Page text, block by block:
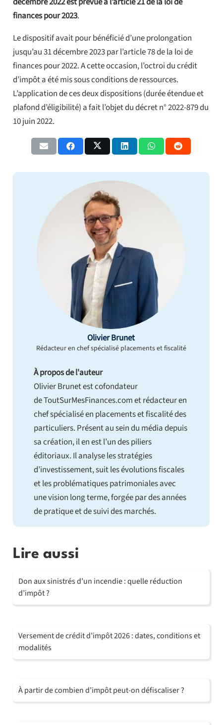
finances pour 2023.
Le dispositif avait pour bénéficié d’une prolongation
jusqu’au 31 décembre 2023 par l’article 78 de la loi de
finances pour 2022. A cette occasion, l’octroi du crédit
d’impôt a été mis sous conditions de ressources.
L’application de ces deux dispositions (durée étendue et
plafond d’éligibilité) a fait l’objet du décret n° 2022-879 du
10 juin 2022.
Olivier Brunet
Rédacteur en chef spécialisé placements et fiscalité
À propos de l'auteur
Olivier Brunet est cofondateur
de ToutSurMesFinances.com et rédacteur en
chef spécialisé en placements et fiscalité des
particuliers. Présent au sein du média depuis
sa création, il en est l’un des piliers
éditoriaux. Il analyse les stratégies
d’investissement, suit les évolutions fiscales
et les problématiques patrimoniales avec
une vision long terme, forgée par des années
de pratique et de suivi des marchés.
Lire aussi
Don aux sinistrés d’un incendie : quelle réduction
d’impôt ?
Versement de crédit d’impôt 2026 : dates, conditions et
modalités
À partir de combien d’impôt peut-on défiscaliser ?